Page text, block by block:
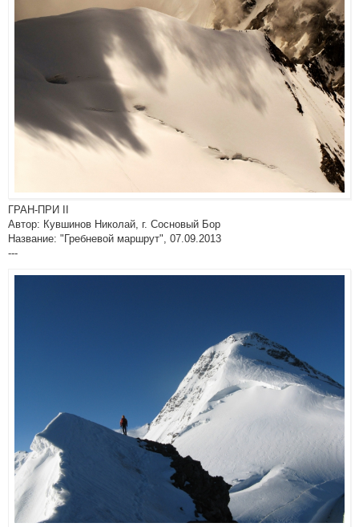
ГРАН-ПРИ II
Автор: Кувшинов Николай, г. Сосновый Бор
Название: "Гребневой маршрут", 07.09.2013
---